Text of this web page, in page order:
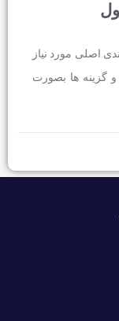
اصلی مورد نیاز
گزینه ها بصورت